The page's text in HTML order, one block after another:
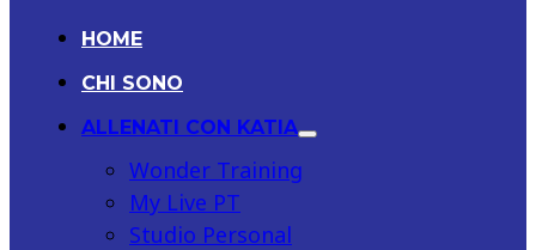
HOME
CHI SONO
ALLENATI CON KATIA
Wonder Training
My Live PT
Studio Personal